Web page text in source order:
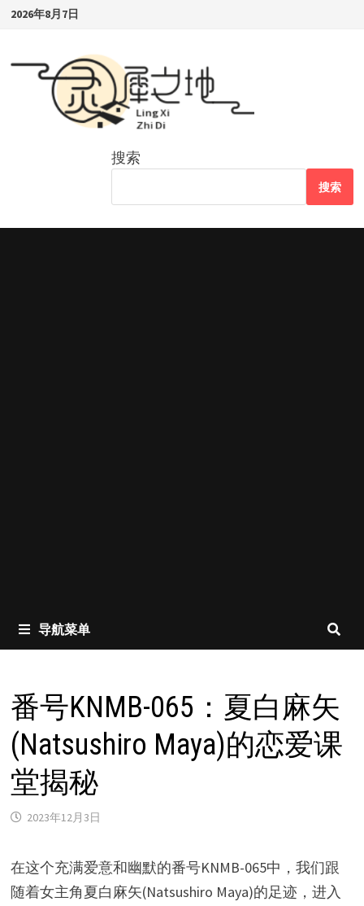
Skip2026年8月7日
搜索
搜索
导航菜单
番号KNMB-065：夏白麻矢
(Natsushiro Maya)的恋爱课
堂揭秘
2023年12月3日
在这个充满爱意和幽默的番号KNMB-065中，我们跟
随着女主角夏白麻矢(Natsushiro Maya)的足迹，进入